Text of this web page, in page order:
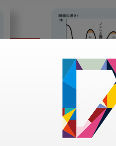
2023・3・
閉塞性睡
（OSA）